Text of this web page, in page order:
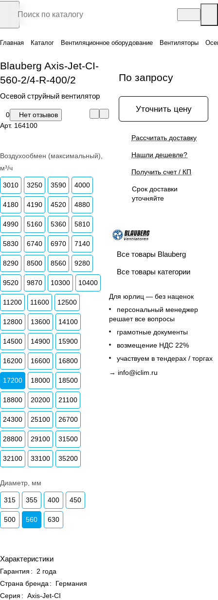
Главная Каталог Вентиляционное оборудование Вентиляторы
Blauberg Axis-Jet-CI-
560-2/4-R-400/2
Осевой струйный вентилятор
0
Нет отзывов
Арт. 164100
Воздухообмен (максимальный),
м³/ч
3010 3250 3590 4000
4180 4190 4520 4880
4990 5160 5360 5810
5830 6740 6970 7140
8290 8500 8560 9280
9520 9870 10300 10400
11200 11600 12500
12800 13600 14100
14500 14900 15900
16200 16600 16800
17200 18000 18500
18800 20200 21100
24300 25100 26700
28800 29100 31500
32100 33100 35200
Диаметр, мм
315 355 400 450
500 560 630
Характеристики
Гарантия :
2 года
Страна бренда :
Германия
Серия : Axis-Jet-CI
По запросу
Уточнить цену
Рассчитать доставку
Нашли дешевле?
Получить счет / КП
Срок доставки
уточняйте
Все товары Blauberg
Все товары категории
Для юрлиц — без наценок
персональный менеджер
решает все вопросы
грамотные документы
возмещение НДС 22%
участвуем в тендерах / торгах
→ info@iclim.ru